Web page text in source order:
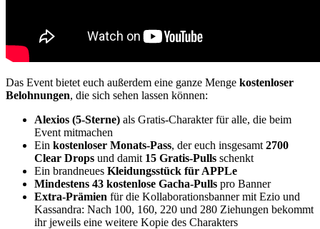
Das Event bietet euch außerdem eine ganze Menge kostenloser
Belohnungen, die sich sehen lassen können:
Alexios (5-Sterne) als Gratis-Charakter für alle, die beim
Event mitmachen
Ein kostenloser Monats-Pass, der euch insgesamt 2700
Clear Drops und damit 15 Gratis-Pulls schenkt
Ein brandneues Kleidungsstück für APPLe
Mindestens 43 kostenlose Gacha-Pulls pro Banner
Extra-Prämien für die Kollaborationsbanner mit Ezio und
Kassandra: Nach 100, 160, 220 und 280 Ziehungen bekommt
ihr jeweils eine weitere Kopie des Charakters